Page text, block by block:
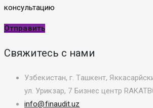
консультацию
Отправить
Свяжитесь с нами
Узбекистан, г. Ташкент,
ул. Урикзар, 7 Бизнес центр
info@finaudit.uz